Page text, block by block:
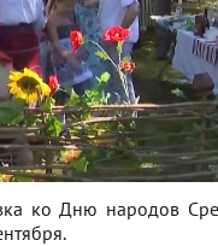
ко Дню народов